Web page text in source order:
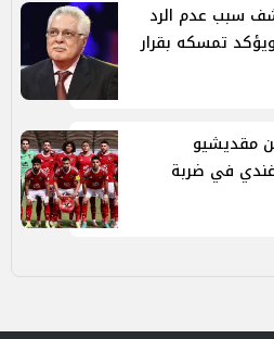
سبب عدم الرد
تمسكه بقرار
مقديشيو
في ضربة